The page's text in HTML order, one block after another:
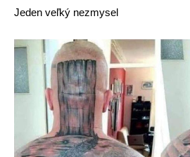
Jeden veľký nezmysel